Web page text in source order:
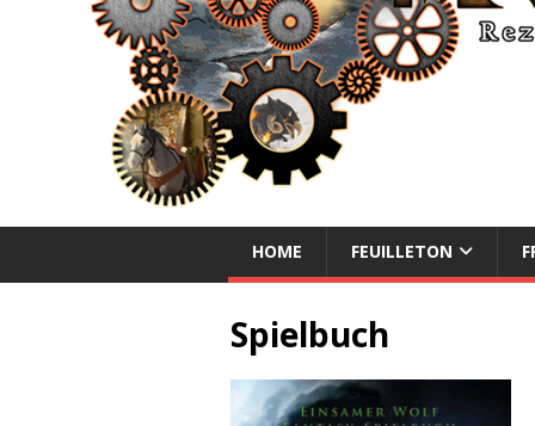
NEUE ABENTEUER
HOME FEUILLETON
Spielbuch